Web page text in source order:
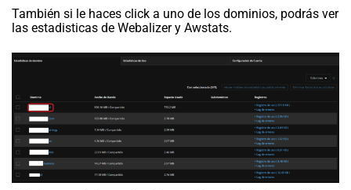
También si le haces click a uno de los dominios, podrás ver
las estadisticas de Webalizer y Awstats.